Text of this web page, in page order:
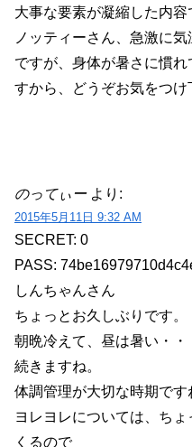
大事な要素が凝縮した内容
ノッティーさん、急激に
ですが、身体が暑さに慣
すから、どうぞお気をつけ
のってぃー より:
2015年5月11日 9:32 AM
SECRET: 0
PASS:
しんちゃんさん
ちょっとお久しぶりです。
朝晩冷えて、昼は暑い・
続きますね。
体調管理が大切な時期です
ヨレヨレについては、ち
くるので